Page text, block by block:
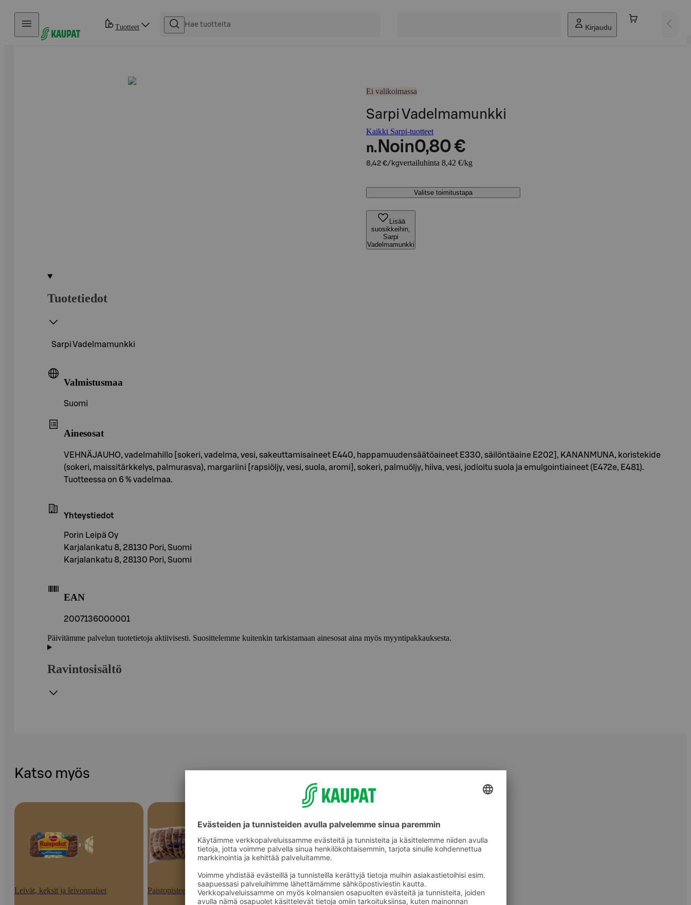
Hyppää sisältöön
Tuotteet Kirjaudu
Ei valikoimassa
Sarpi Vadelmamunkki
Kaikki Sarpi-tuotteet
n. Noin0,80 €
8,42 €/kgvertailuhinta 8,42 €/kg
Valitse toimitustapa
Lisää
suosikkeihin,
Sarpi
Vadelmamunkki
Tuotetiedot
Sarpi Vadelmamunkki
Valmistusmaa
Suomi
Ainesosat
VEHNÄJAUHO, vadelmahillo [sokeri, vadelma, vesi, sakeuttamisaineet E440, happamuudensäätöaineet E330, säilöntäaine E202], KANANMUNA, koristekide
(sokeri, maissitärkkelys, palmurasva), margariini [rapsiöljy, vesi, suola, aromi], sokeri, palmuöljy, hiiva, vesi, jodioitu suola ja emulgointiaineet (E472e, E481).
Tuotteessa on 6 % vadelmaa.
Yhteystiedot
Porin Leipä Oy
Karjalankatu 8, 28130 Pori, Suomi
Karjalankatu 8, 28130 Pori, Suomi
EAN
2007136000001
Päivitämme palvelun tuotetietoja aktiivisesti. Suosittelemme kuitenkin tarkistamaan ainesosat aina myös myyntipakkauksesta.
Ravintosisältö
Katso myös
Leivät, keksit ja leivonnaiset Paistopisteen tuotteet Konditoriatuotteet